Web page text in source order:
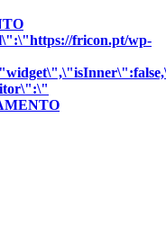
fricon.pt/wp-